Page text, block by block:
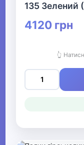
135 Зелений
4120 грн
👆